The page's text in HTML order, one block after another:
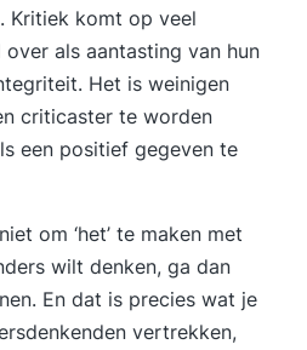
Kritiek komt op veel
als aantasting van hun
Het is weinigen
criticaster te worden
een positief gegeven te
om ‘het’ te maken met
wilt denken, ga dan
En dat is precies wat je
vertrekken,